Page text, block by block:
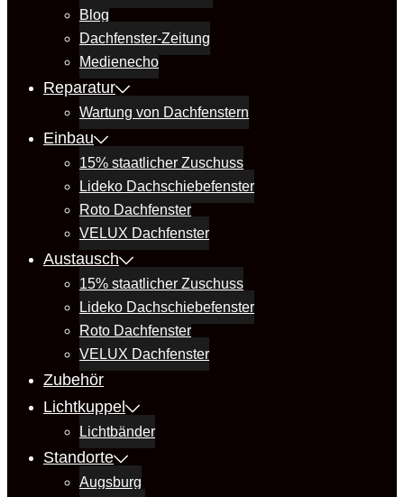
Blog
Dachfenster-Zeitung
Medienecho
Reparatur
Wartung von Dachfenstern
Einbau
15% staatlicher Zuschuss
Lideko Dachschiebefenster
Roto Dachfenster
VELUX Dachfenster
Austausch
15% staatlicher Zuschuss
Lideko Dachschiebefenster
Roto Dachfenster
VELUX Dachfenster
Zubehör
Lichtkuppel
Lichtbänder
Standorte
Augsburg